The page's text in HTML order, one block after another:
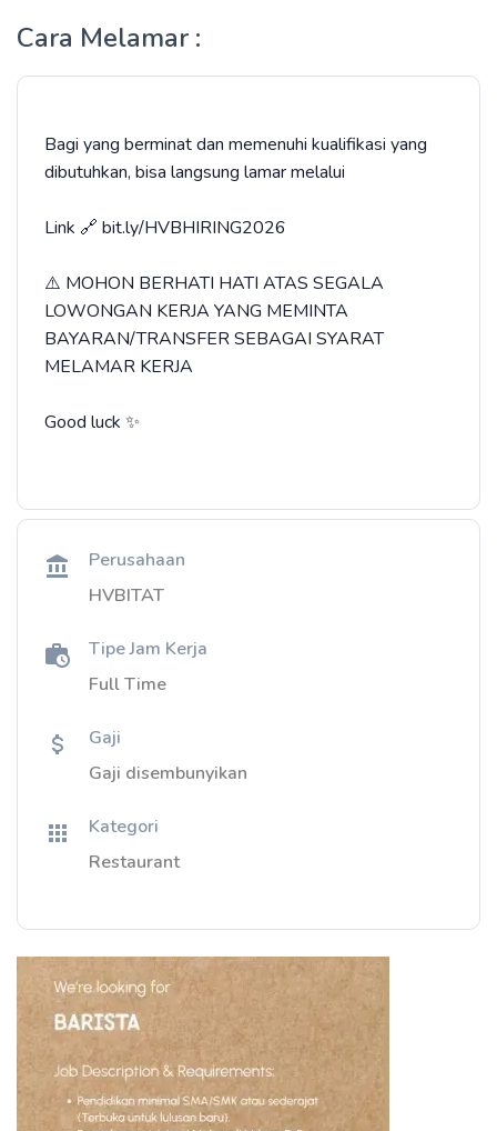
Cara Melamar :
Bagi yang berminat dan memenuhi kualifikasi yang
dibutuhkan, bisa langsung lamar melalui
Link 🔗 bit.ly/HVBHIRING2026
⚠️ MOHON BERHATI HATI ATAS SEGALA
LOWONGAN KERJA YANG MEMINTA
BAYARAN/TRANSFER SEBAGAI SYARAT
MELAMAR KERJA
Good luck ✨
Perusahaan
HVBITAT
Tipe Jam Kerja
Full Time
Gaji
Gaji disembunyikan
Kategori
Restaurant